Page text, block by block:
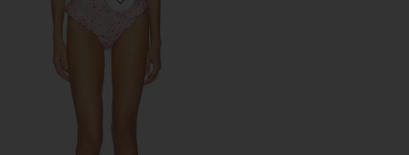
Favorite BRAGUITA DE BIKINI DE TALLE ALTO